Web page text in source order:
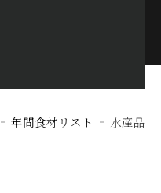
年間食材リスト 水産品